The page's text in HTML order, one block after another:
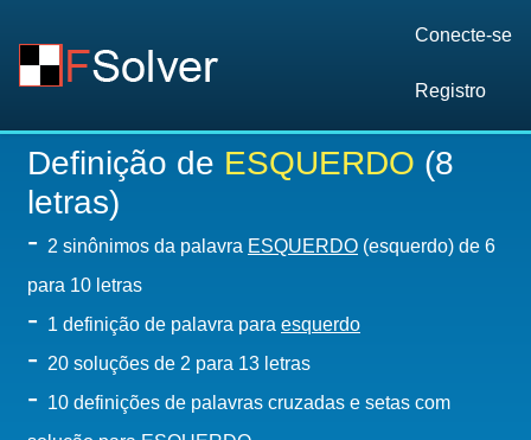
Conecte-se
Registro
Definição de ESQUERDO (8
letras)
- 2 sinônimos da palavra ESQUERDO (esquerdo) de 6
para 10 letras
- 1 definição de palavra para esquerdo
- 20 soluções de 2 para 13 letras
- 10 definições de palavras cruzadas e setas com